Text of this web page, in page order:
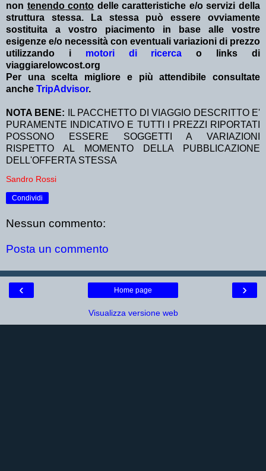
non tenendo conto delle caratteristiche e/o servizi della
struttura stessa. La stessa può essere ovviamente
sostituita a vostro piacimento in base alle vostre
esigenze e/o necessità con eventuali variazioni di prezzo
utilizzando i motori di ricerca o links di
viaggiarelowcost.org
Per una scelta migliore e più attendibile consultate
anche TripAdvisor.
NOTA BENE:
IL PACCHETTO DI VIAGGIO DESCRITTO E'
PURAMENTE INDICATIVO E TUTTI I PREZZI RIPORTATI
POSSONO ESSERE SOGGETTI A VARIAZIONI
RISPETTO AL MOMENTO DELLA PUBBLICAZIONE
DELL'OFFERTA STESSA
Sandro Rossi
Condividi
Nessun commento:
Posta un commento
‹ ›
Home page
Visualizza versione web